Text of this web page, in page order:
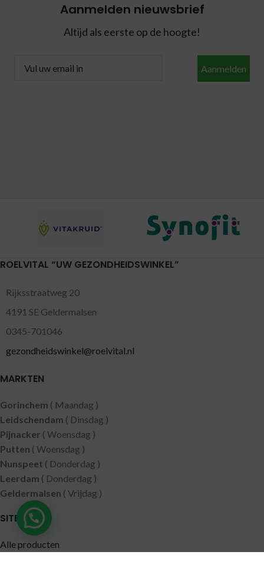
Aanmelden nieuwsbrief
Altijd als eerste op de hoogte!
Aanmelden
ROELVITAL “UW GEZONDHEIDSWINKEL”
Rijksstraatweg 20
4191 SE Geldermalsen
0345-701046
gezondheidswinkel@roelvital.nl
MARKTEN
Gorinchem ( Maandag )
Leidschendam ( Dinsdag )
Pijnacker ( Woensdag )
Putten ( Woensdag )
Nunspeet ( Donderdag )
Leerdam ( Donderdag )
Geldermalsen ( Vrijdag )
SITEMAP
Alle producten